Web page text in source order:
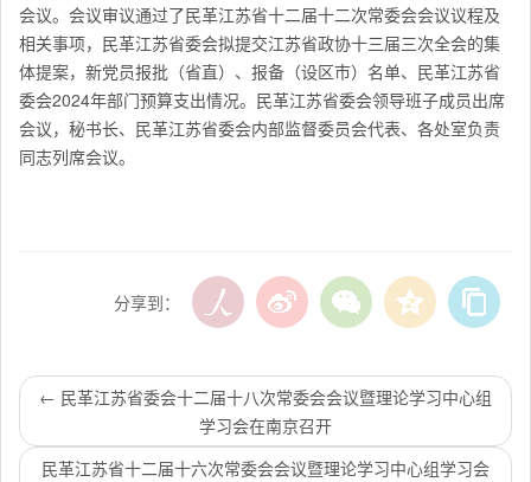
会议。会议审议通过了民革江苏省十二届十二次常委会会议议程及
相关事项，民革江苏省委会拟提交江苏省政协十三届三次全会的集
体提案，新党员报批（省直）、报备（设区市）名单、民革江苏省
委会2024年部门预算支出情况。民革江苏省委会领导班子成员出席
会议，秘书长、民革江苏省委会内部监督委员会代表、各处室负责
同志列席会议。
分享到：
← 民革江苏省委会十二届十八次常委会会议暨理论学习中心组
学习会在南京召开
民革江苏省十二届十六次常委会会议暨理论学习中心组学习会